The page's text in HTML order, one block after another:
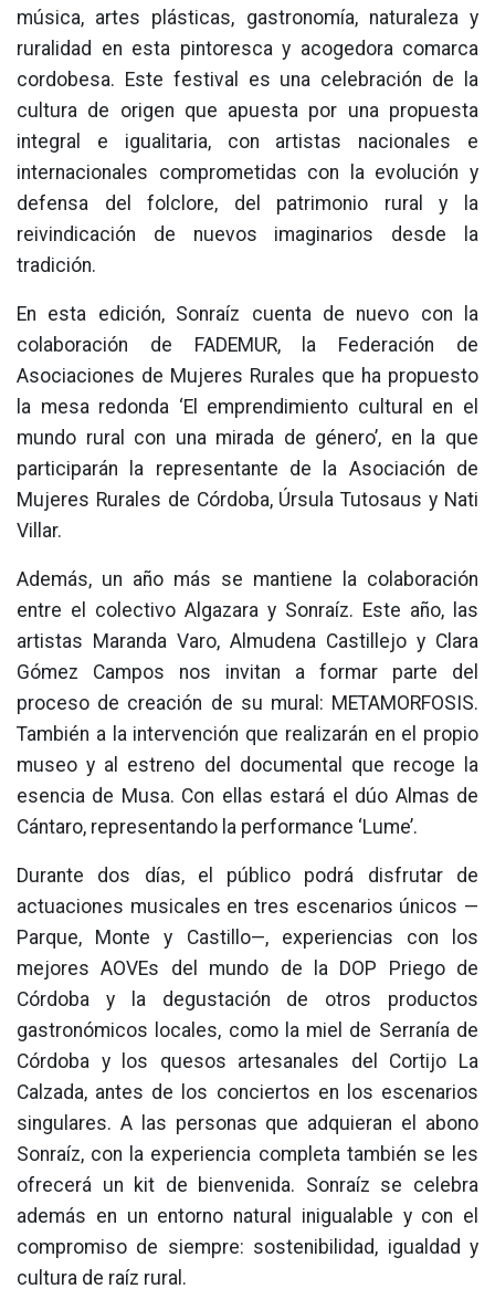
música, artes plásticas, gastronomía, naturaleza y
ruralidad en esta pintoresca y acogedora comarca
cordobesa. Este festival es una celebración de la
cultura de origen que apuesta por una propuesta
integral e igualitaria, con artistas nacionales e
internacionales comprometidas con la evolución y
defensa del folclore, del patrimonio rural y la
reivindicación de nuevos imaginarios desde la
tradición.
En esta edición, Sonraíz cuenta de nuevo con la
colaboración de FADEMUR, la Federación de
Asociaciones de Mujeres Rurales que ha propuesto
la mesa redonda ‘El emprendimiento cultural en el
mundo rural con una mirada de género’, en la que
participarán la representante de la Asociación de
Mujeres Rurales de Córdoba, Úrsula Tutosaus y Nati
Villar.
Además, un año más se mantiene la colaboración
entre el colectivo Algazara y Sonraíz. Este año, las
artistas Maranda Varo, Almudena Castillejo y Clara
Gómez Campos nos invitan a formar parte del
proceso de creación de su mural: METAMORFOSIS.
También a la intervención que realizarán en el propio
museo y al estreno del documental que recoge la
esencia de Musa. Con ellas estará el dúo Almas de
Cántaro, representando la performance ‘Lume’.
Durante dos días, el público podrá disfrutar de
actuaciones musicales en tres escenarios únicos —
Parque, Monte y Castillo—, experiencias con los
mejores AOVEs del mundo de la DOP Priego de
Córdoba y la degustación de otros productos
gastronómicos locales, como la miel de Serranía de
Córdoba y los quesos artesanales del Cortijo La
Calzada, antes de los conciertos en los escenarios
singulares. A las personas que adquieran el abono
Sonraíz, con la experiencia completa también se les
ofrecerá un kit de bienvenida. Sonraíz se celebra
además en un entorno natural inigualable y con el
compromiso de siempre: sostenibilidad, igualdad y
cultura de raíz rural.